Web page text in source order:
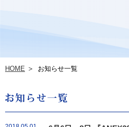
HOME お知らせ一覧